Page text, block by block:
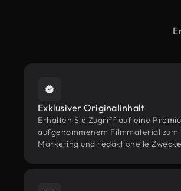
Exklusiver Originalinhalt
Erhalten Sie Zugriff auf eine
aufgenommenem Filmmaterial
Marketing und redaktionelle